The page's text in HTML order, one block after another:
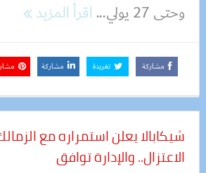
وحتى 27 يولي...
اقرأ المزيد
مشاركة تغريدة مشاركة
شيكابالا يعلن استمراره مع
الاعتزال.. والإدارة توافق